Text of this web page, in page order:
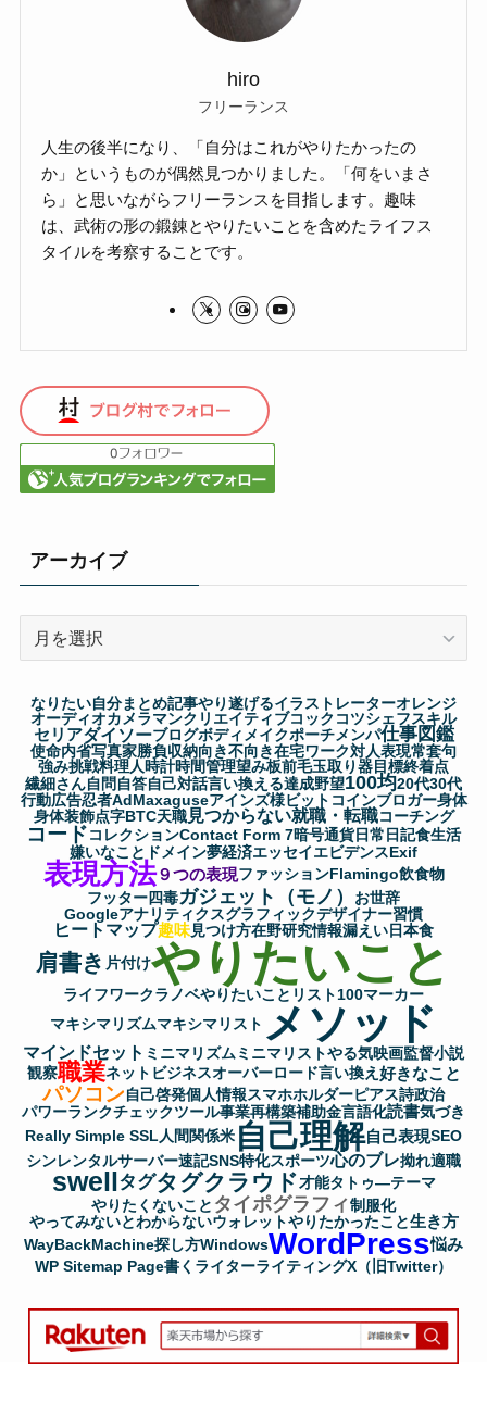
hiro
フリーランス
人生の後半になり、「自分はこれがやりたかったの
か」というものが偶然見つかりました。「何をいまさ
ら」と思いながらフリーランスを目指します。趣味
は、武術の形の鍛錬とやりたいことを含めたライフス
タイルを考察することです。
アーカイブ
イ
ブ
なりたい自分まとめ記事やり遂げるイラストレーターオレンジ
オーディオカメラマンクリエイティブコック コツシェフスキル
セリアダイソーブログボディメイクポーチメンパ仕事図鑑
使命内省写真家勝負収納向き不向き在宅ワーク対人表現常套句
強み挑戦料理人時計時間管理望み板前毛玉取り器目標終着点
繊細さん自問自答自己対話言い換える達成野望100均20代30代
行動広告忍者AdMaxaguseアインズ様ビットコインブロガー身体
身体装飾点字BTC天職見つからない就職・転職コーチング
コードコレクションContact Form 7暗号通貨日常 日記食生活
嫌いなこと ドメイン夢経済エッセイエビデンスExif
表現方法９つの表現ファッションFlamingo飲食物
フッター四毒ガジェット（モノ）
お世辞
Googleアナリティクスグラフィックデザイナー習慣
ヒートマップ趣味見つけ方在野研究情報漏えい日本食
肩書き 片付けやりたいこと
ライフワークラノベやりたいことリスト100マーカー
マキシマリズムマキシマリスト メソッド
マインドセット ミニマリズム ミニマリストやる気映画監督小説
観察職業ネットビジネスオーバーロード言い換え 好きなこと
パソコン自己啓発個人情報スマホホルダーピアス詩政治
パワーランクチェックツール事業再構築補助金言語化読書気づき
Really Simple SSL人間関係米 自己理解自己表現SEO
シンレンタルサーバー速記SNS特化スポーツ心のブレ拗れ適職
swellタグタグクラウド才能タトゥ―テーマ
やりたくないこと タイポグラフィ制服化
やってみないとわからないウォレットやりたかったこと生き方
WayBackMachine探し方WindowsWordPress悩み
WP Sitemap Page書く ライターライティングX（旧Twitter）